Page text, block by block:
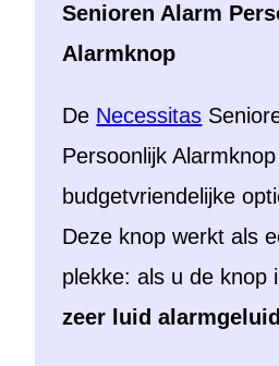
Senioren Alarm
Alarmknop
De Necessitas
Persoonlijk
budgetvriendelijke
Deze knop werkt als
plekke: als u de knop
zeer luid alarmgeluid